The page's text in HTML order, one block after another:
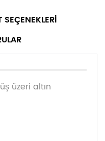
SEÇENEKLERI
üzeri altın